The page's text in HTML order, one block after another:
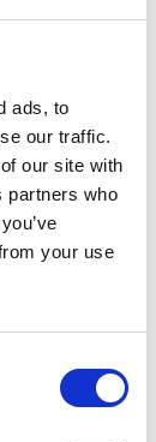
ads, to
our traffic.
our site with
partners who
your use